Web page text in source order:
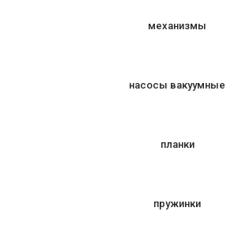
механизмы
насосы вакуумные
планки
пружинки